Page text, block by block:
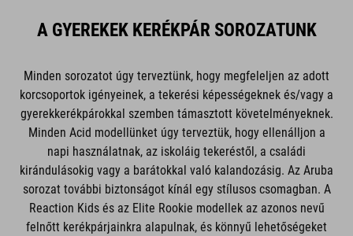
A GYEREKEK KERÉKPÁR SOROZATUNK
Minden sorozatot úgy terveztünk, hogy megfeleljen az adott
korcsoportok igényeinek, a tekerési képességeknek és/vagy a
gyerekkerékpárokkal szemben támasztott követelményeknek.
Minden Acid modellünket úgy terveztük, hogy ellenálljon a
napi használatnak, az iskoláig tekeréstől, a családi
kirándulásokig vagy a barátokkal való kalandozásig. Az Aruba
sorozat további biztonságot kínál egy stílusos csomagban. A
Reaction Kids és az Elite Rookie modellek az azonos nevű
felnőtt kerékpárjainkra alapulnak, és könnyű lehetőségeket